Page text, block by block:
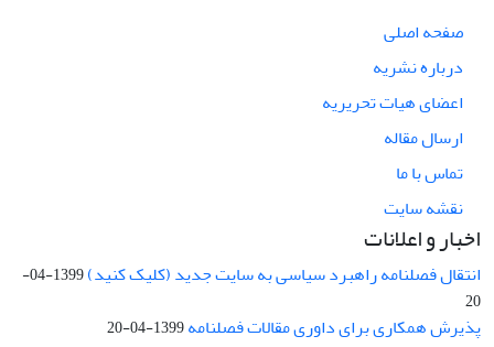
صفحه اصلی
درباره نشریه
اعضای هیات تحریریه
ارسال مقاله
تماس با ما
نقشه سایت
اخبار و اعلانات
انتقال فصلنامه راهبرد سیاسی به سایت جدید (کلیک کنید)
1399-04-
20
پذیرش همکاری برای داوری مقالات فصلنامه1399-04-20